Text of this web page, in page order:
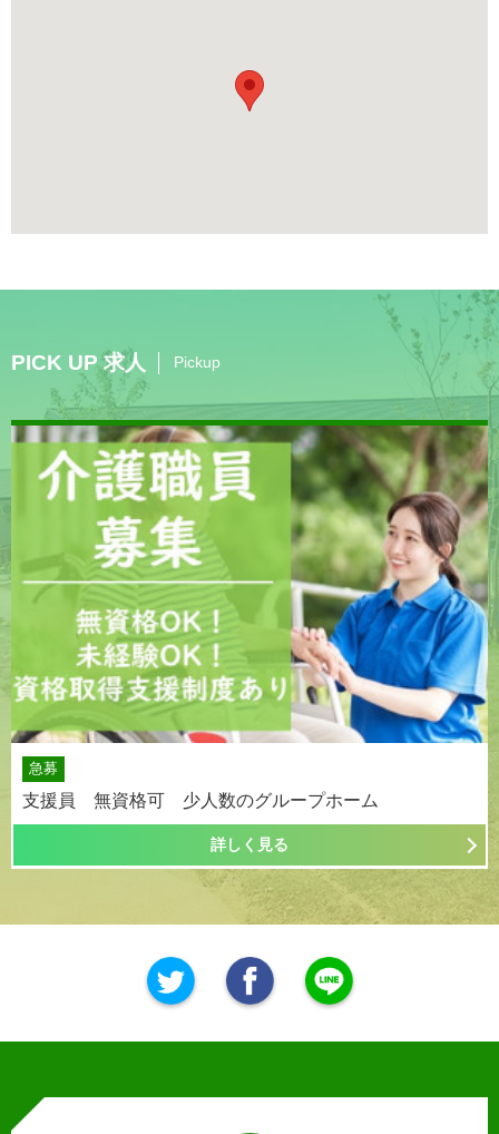
PICK UP 求人 Pickup
急募
支援員 無資格可 少人数のグループホーム
詳しく見る